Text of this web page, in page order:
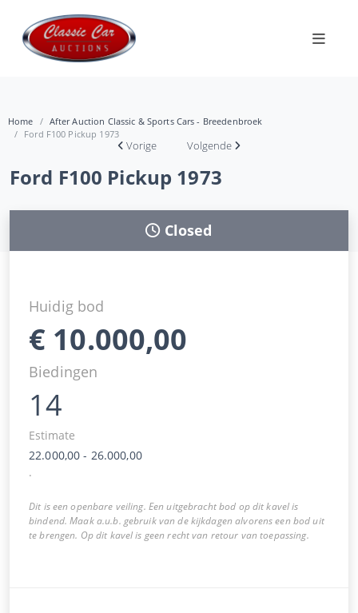
Home
After Auction Classic & Sports Cars - Breedenbroek
Ford F100 Pickup 1973
Vorige Volgende
Ford F100 Pickup 1973
Closed
Huidig bod
€ 10.000,00
Biedingen
14
Estimate
22.000,00 - 26.000,00
.
Dit is een openbare veiling. Een uitgebracht bod op dit kavel is
bindend. Maak a.u.b. gebruik van de kijkdagen alvorens een bod uit
te brengen. Op dit kavel is geen recht van retour van toepassing.